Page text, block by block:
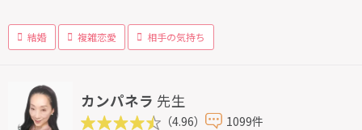
結婚 複雑恋愛 相手の気持ち
カンパネラ 先生
（4.96） 1099件